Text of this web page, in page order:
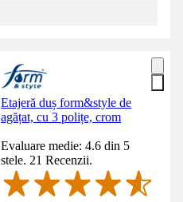
Etajeră duș form&style de
agățat, cu 3 polițe, crom
Evaluare medie: 4.6 din 5
stele. 21 Recenzii.